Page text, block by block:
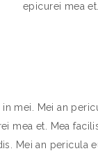
epicurei mea
mei. Mei an
mea et. Mea
Mei an pericula